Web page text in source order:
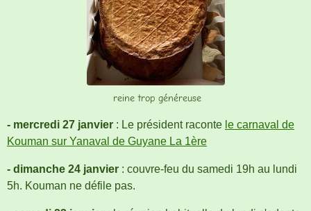
reine trop généreuse
- mercredi 27 janvier : Le président raconte le carnaval de
Kouman sur Yanaval de Guyane La 1ère
- dimanche 24 janvier : couvre-feu du samedi 19h au lundi
5h. Kouman ne défile pas.